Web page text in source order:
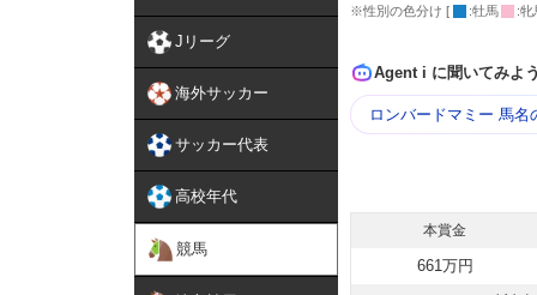
Jリーグ
海外サッカー
サッカー代表
高校年代
競馬
※性別の色分け [ :牡馬 :牝
Agent i に聞いてみよ
ロンバードマミー 馬名
本賞金
661万円